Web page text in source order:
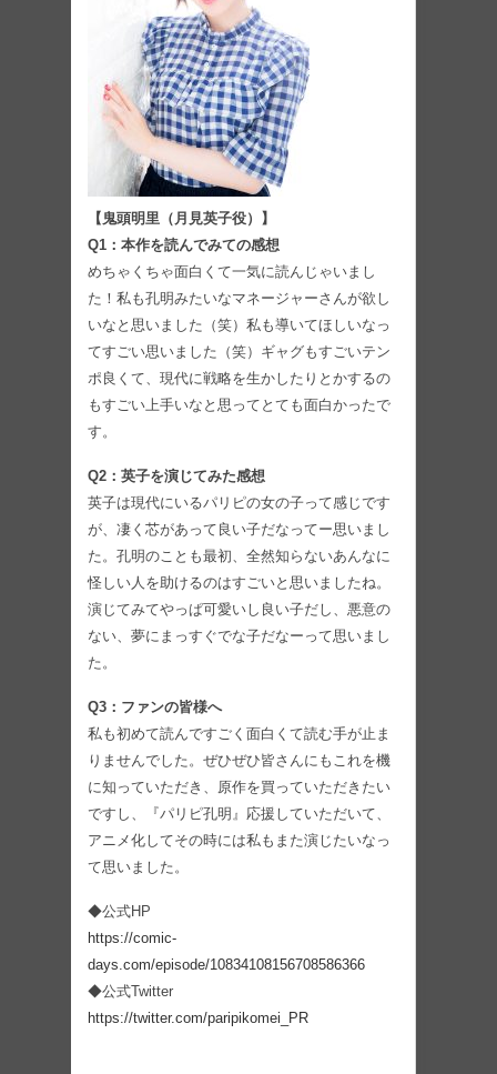
【鬼頭明里（月見英子役）】
Q1：本作を読んでみての感想
めちゃくちゃ面白くて一気に読んじゃいまし
た！私も孔明みたいなマネージャーさんが欲し
いなと思いました（笑）私も導いてほしいなっ
てすごい思いました（笑）ギャグもすごいテン
ポ良くて、現代に戦略を生かしたりとかするの
もすごい上手いなと思ってとても面白かったで
す。
Q2：英子を演じてみた感想
英子は現代にいるパリピの女の子って感じです
が、凄く芯があって良い子だなってー思いまし
た。孔明のことも最初、全然知らないあんなに
怪しい人を助けるのはすごいと思いましたね。
演じてみてやっぱ可愛いし良い子だし、悪意の
ない、夢にまっすぐでな子だなーって思いまし
た。
Q3：ファンの皆様へ
私も初めて読んですごく面白くて読む手が止ま
りませんでした。ぜひぜひ皆さんにもこれを機
に知っていただき、原作を買っていただきたい
ですし、『パリピ孔明』応援していただいて、
アニメ化してその時には私もまた演じたいなっ
て思いました。
◆公式HP
https://comic-
days.com/episode/10834108156708586366
◆公式Twitter
https://twitter.com/paripikomei_PR